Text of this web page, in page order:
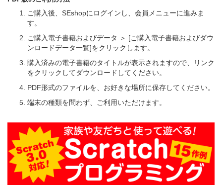
ご購入後、SEshopにログインし、会員メニューに進みま
す。
ご購入電子書籍およびデータ ＞ [ご購入電子書籍およびダウ
ンロードデータ一覧]をクリックします。
購入済みの電子書籍のタイトルが表示されますので、リンク
をクリックしてダウンロードしてください。
PDF形式のファイルを、お好きな場所に保存してください。
端末の種類を問わず、ご利用いただけます。